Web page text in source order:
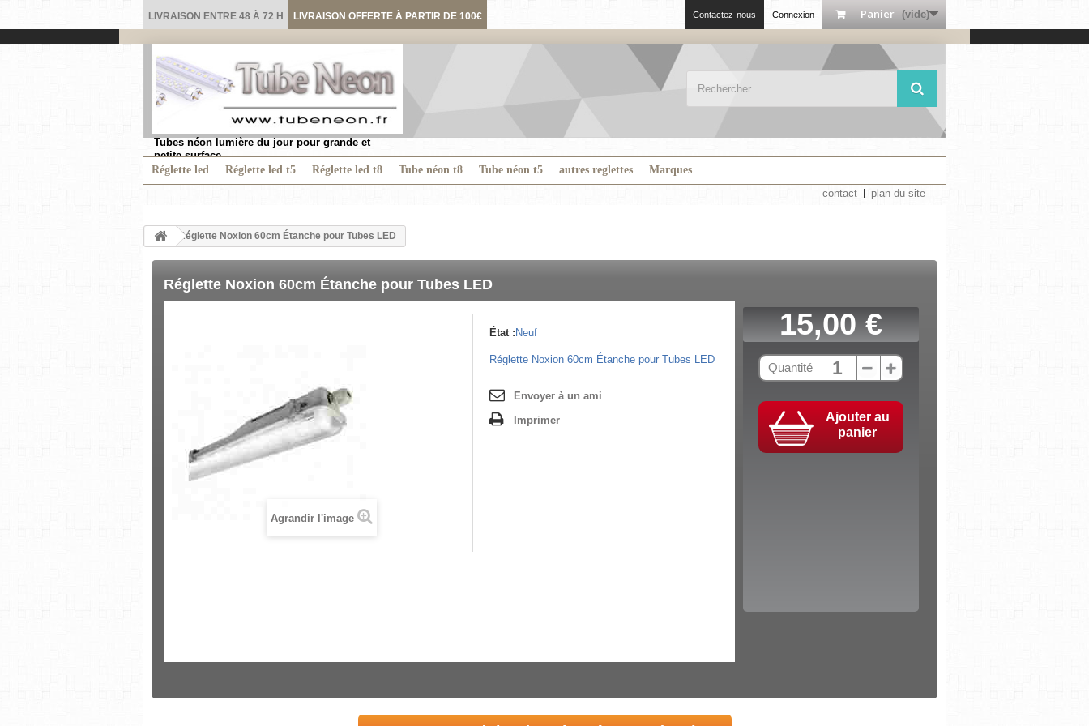
LIVRAISON ENTRE 48 À 72 H LIVRAISON OFFERTE À PARTIR DE 100€ Panier (vide)
Connexion
Contactez-nous
Tubes néon lumière du jour pour grande et
petite surface.
Réglette led
Réglette led t5 Réglette led t8 Tube néon t8 Tube néon t5 autres reglettes
Marques
contact
plan du site
Réglette Noxion 60cm Étanche pour Tubes LED
Réglette Noxion 60cm Étanche pour Tubes LED
Agrandir l'image
État : Neuf
Réglette Noxion 60cm Étanche pour Tubes LED
Envoyer à un ami
Imprimer
15,00 €
Quantité
Ajouter au
panier